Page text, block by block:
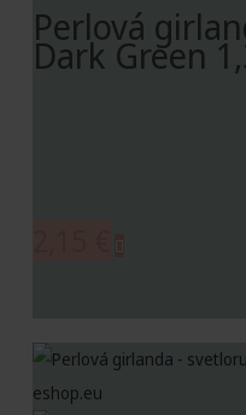
Perlová
Dark Green